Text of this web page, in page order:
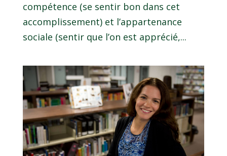
compétence (se sentir bon dans cet
accomplissement) et l’appartenance
sociale (sentir que l’on est apprécié,...